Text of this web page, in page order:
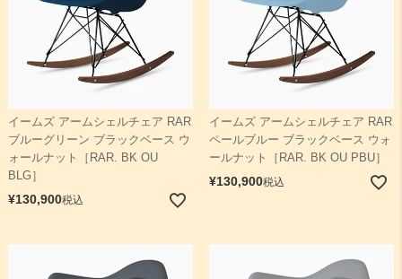
イームズ アームシェルチェア RAR
ブルーグリーン ブラックベース ウ
ォールナット［RAR. BK OU
BLG］
¥130,900税込
イームズ アームシェルチェア RAR
ペールブルー ブラックベース ウォ
ールナット［RAR. BK OU PBU］
¥130,900税込